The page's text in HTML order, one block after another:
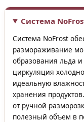
Система
Система NoFrost
размораживание
образования льда
циркуляция
идеальную
хранения
от ручной
полезный объем в